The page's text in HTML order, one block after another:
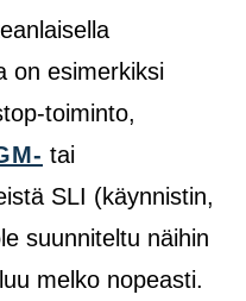
on esimerkiksi
toiminto,
tai
SLI (käynnistin,
suunniteltu näihin
melko nopeasti.